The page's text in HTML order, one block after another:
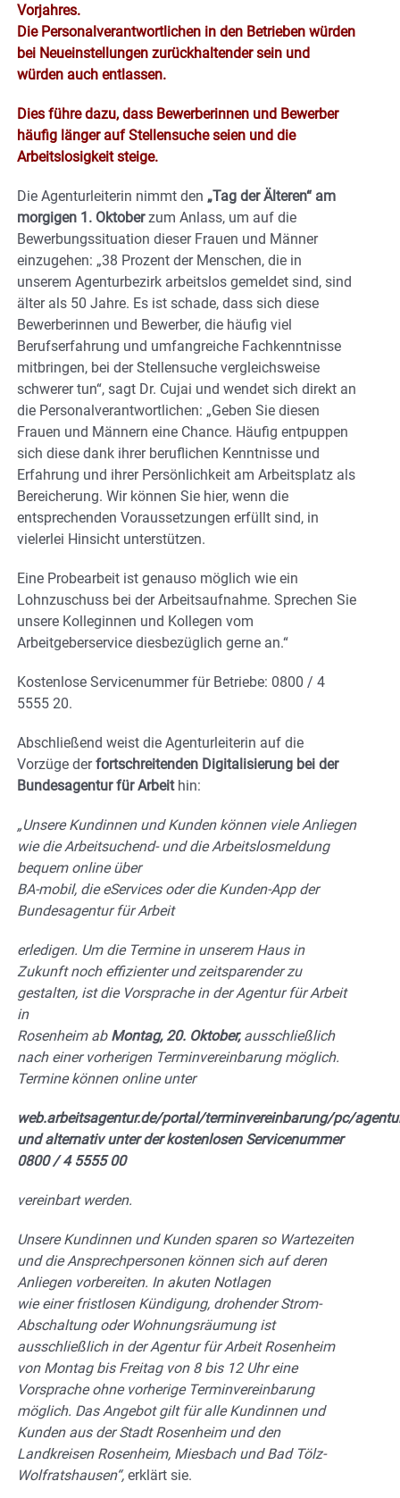
Vorjahres.
Die Personalverantwortlichen in den Betrieben würden
bei Neueinstellungen zurückhaltender sein und
würden auch entlassen.
Dies führe dazu, dass Bewerberinnen und Bewerber
häufig länger auf Stellensuche seien und die
Arbeitslosigkeit steige.
Die Agenturleiterin nimmt den „Tag der Älteren“ am
morgigen 1. Oktoberzum Anlass, um auf die
Bewerbungssituation dieser Frauen und Männer
einzugehen: „38 Prozent der Menschen, die in
unserem Agenturbezirk arbeitslos gemeldet sind, sind
älter als 50 Jahre. Es ist schade, dass sich diese
Bewerberinnen und Bewerber, die häufig viel
Berufserfahrung und umfangreiche Fachkenntnisse
mitbringen, bei der Stellensuche vergleichsweise
schwerer tun“, sagt Dr. Cujai und wendet sich direkt an
die Personalverantwortlichen: „Geben Sie diesen
Frauen und Männern eine Chance. Häufig entpuppen
sich diese dank ihrer beruflichen Kenntnisse und
Erfahrung und ihrer Persönlichkeit am Arbeitsplatz als
Bereicherung. Wir können Sie hier, wenn die
entsprechenden Voraussetzungen erfüllt sind, in
vielerlei Hinsicht unterstützen.
Eine Probearbeit ist genauso möglich wie ein
Lohnzuschuss bei der Arbeitsaufnahme. Sprechen Sie
unsere Kolleginnen und Kollegen vom
Arbeitgeberservice diesbezüglich gerne an.“
Kostenlose Servicenummer für Betriebe: 0800 / 4
5555 20.
Abschließend weist die Agenturleiterin auf die
Vorzüge derfortschreitenden Digitalisierung bei der
Bundesagentur für Arbeithin:
„Unsere Kundinnen und Kunden können viele Anliegen
wie die Arbeitsuchend- und die Arbeitslosmeldung
bequem online über
BA-mobil, die eServices oder die Kunden-App der
Bundesagentur für Arbeit
erledigen. Um die Termine in unserem Haus in
Zukunft noch effizienter und zeitsparender zu
gestalten, ist die Vorsprache in der Agentur für Arbeit
in
Rosenheim ab Montag, 20. Oktober,ausschließlich
nach einer vorherigen Terminvereinbarung möglich.
Termine können online unter
web.arbeitsagentur.de/portal/terminvereinbarung/pc/
und alternativ unter der kostenlosen Servicenummer
0800 / 4 5555 00
vereinbart werden.
Unsere Kundinnen und Kunden sparen so Wartezeiten
und die Ansprechpersonen können sich auf deren
Anliegen vorbereiten. In akuten Notlagen
wie einer fristlosen Kündigung, drohender Strom-
Abschaltung oder Wohnungsräumung ist
ausschließlich in der Agentur für Arbeit Rosenheim
von Montag bis Freitag von 8 bis 12 Uhr eine
Vorsprache ohne vorherige Terminvereinbarung
möglich. Das Angebot gilt für alle Kundinnen und
Kunden aus der Stadt Rosenheim und den
Landkreisen Rosenheim, Miesbach und Bad Tölz-
Wolfratshausen“, erklärt sie.